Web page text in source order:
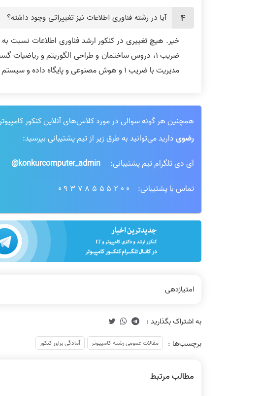
آیا در رشته فناوری اطلاعات نیز تغییراتی وچود داشته؟
خیر. هیچ تغییری در کنکور ارشد فناوری اطلاعات نسبت
مدیریت با ضریب 1 و هوش مصنوعی و پایگاه داده و سیستم عامل با ضریب 2 می آیند
همچنین هر گونه سوالی در مورد کلاس‌های آنلاین کنکور کامپیوتر
رضویدارید می‌توانید به طرق زیر از تیم پشتیبانی بپرسید:
آی دی تلگرام تیم پشتیبانی: konkurcomputer_admin@
تماس با پشتیبانی:
09378555200
امتیازدهی
برچسب‌ها :
مقالات عمومی رشته کامپیوتر آمادگی برای کنکور
مطالب مرتبط